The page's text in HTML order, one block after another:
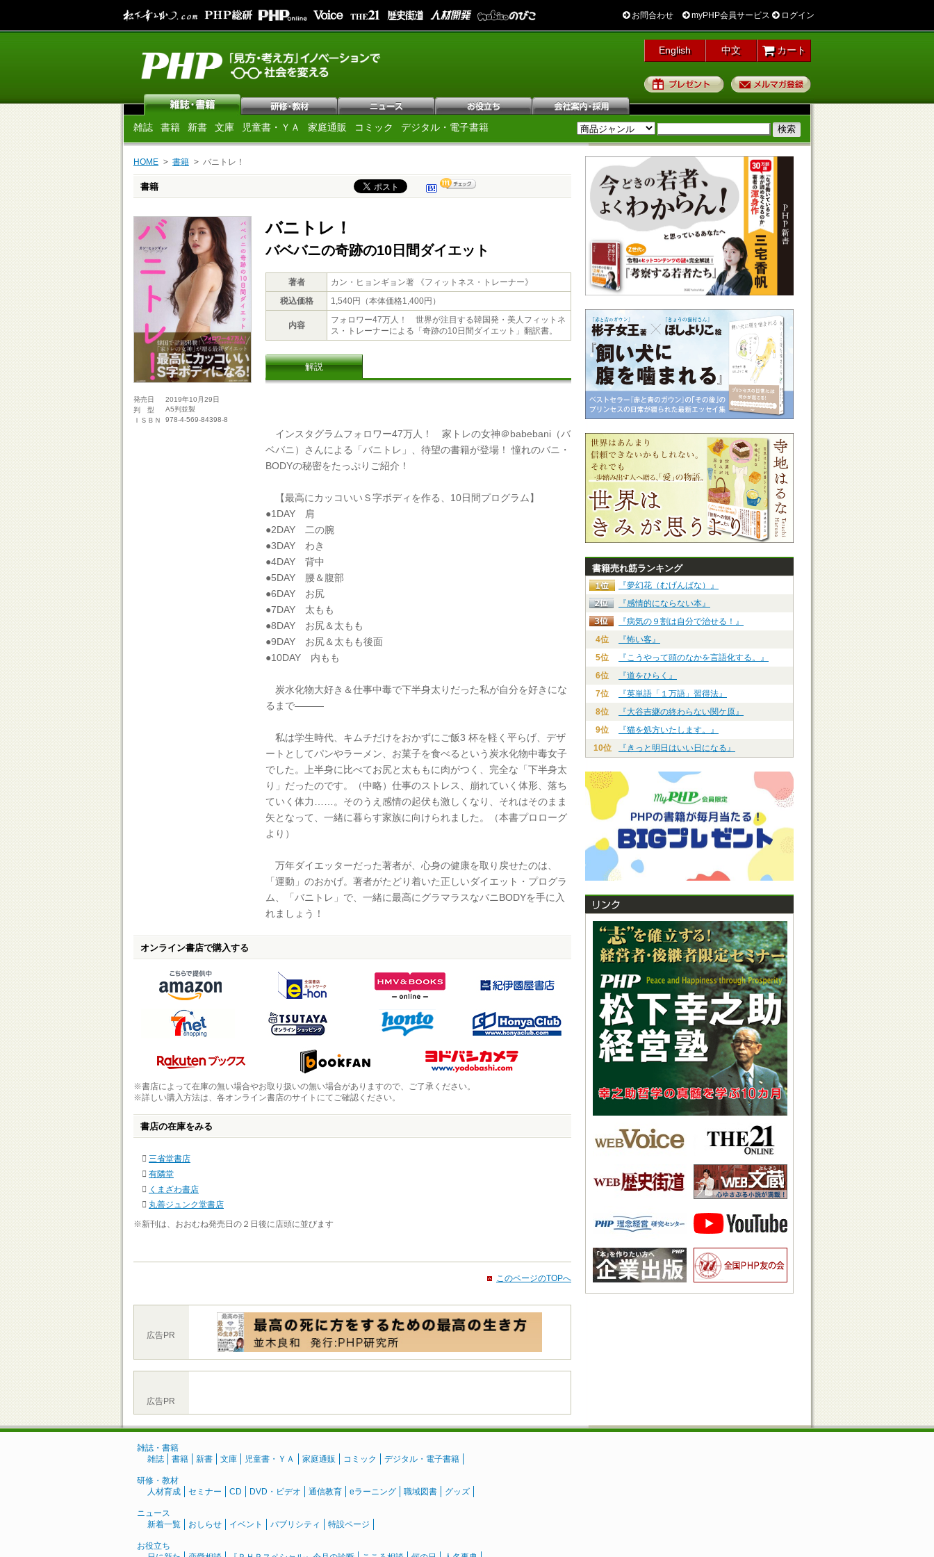
お問合わせ myPHP会員サービス ログイン
English 中文 カート
プレゼント
雑誌 書籍 新書 文庫 児童書・ＹＡ 家庭通販 コミック デジタル・電子書籍
HOME 書籍 バニトレ！
書籍
発売日
2019年10月29日
判 型
A5判並製
ＩＳＢＮ
978-4-569-84398-8
バニトレ！
バベバニの奇跡の10日間ダイエット
著者
カン・ヒョンギョン著 《フィットネス・トレーナー》
税込価格
1,540円（本体価格1,400円）
内容
フォロワー47万人！ 世界が注目する韓国発・美人フィットネ
ス・トレーナーによる「奇跡の10日間ダイエット」翻訳書。
解説
インスタグラムフォロワー47万人！ 家トレの女神＠babebani（バ
ベバニ）さんによる「バニトレ」、待望の書籍が登場！ 憧れのバニ・
BODYの秘密をたっぷりご紹介！
【最高にカッコいいＳ字ボディを作る、10日間プログラム】
●1DAY 肩
●2DAY 二の腕
●3DAY わき
●4DAY 背中
●5DAY 腰＆腹部
●6DAY お尻
●7DAY 太もも
●8DAY お尻＆太もも
●9DAY お尻＆太もも後面
●10DAY 内もも
炭水化物大好き＆仕事中毒で下半身太りだった私が自分を好きにな
るまで―――
私は学生時代、キムチだけをおかずにご飯3 杯を軽く平らげ、デザ
ートとしてパンやラーメン、お菓子を食べるという炭水化物中毒女子
でした。上半身に比べてお尻と太ももに肉がつく、完全な「下半身太
り」だったのです。（中略）仕事のストレス、崩れていく体形、落ち
ていく体力……。そのうえ感情の起伏も激しくなり、それはそのまま
矢となって、一緒に暮らす家族に向けられました。（本書プロローグ
より）
万年ダイエッターだった著者が、心身の健康を取り戻せたのは、
「運動」のおかげ。著者がたどり着いた正しいダイエット・プログラ
ム、「バニトレ」で、一緒に最高にグラマラスなバニBODYを手に入
れましょう！
オンライン書店で購入する
※書店によって在庫の無い場合やお取り扱いの無い場合がありますので、ご了承ください。
※詳しい購入方法は、各オンライン書店のサイトにてご確認ください。
書店の在庫をみる
三省堂書店
有隣堂
くまざわ書店
丸善ジュンク堂書店
※新刊は、おおむね発売日の２日後に店頭に並びます
このページのTOPへ
広告PR
広告PR
書籍売れ筋ランキング
『夢幻花（むげんばな）』
『感情的にならない本』
『病気の９割は自分で治せる！』
4位
『怖い客』
5位
『こうやって頭のなかを言語化する。』
6位
『道をひらく』
7位
『英単語「１万語」習得法』
8位
『大谷吉継の終わらない関ケ原』
9位
『猫を処方いたします。』
10位
『きっと明日はいい日になる』
雑誌・書籍
雑誌
書籍 新書 文庫 児童書・ＹＡ 家庭通販 コミック デジタル・電子書籍
研修・教材
人材育成
セミナー CD DVD・ビデオ 通信教育 eラーニング 職域図書 グッズ
ニュース
新着一覧
おしらせ イベント パブリシティ 特設ページ
お役立ち